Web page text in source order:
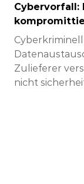
Cybervorfall:
Zulieferer
nicht